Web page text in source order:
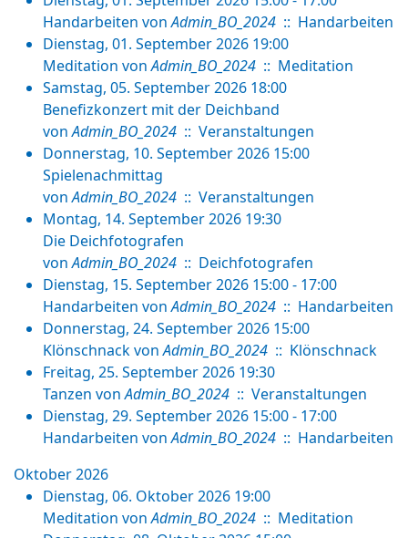
Handarbeiten von Admin_BO_2024 :: Handarbeiten
Dienstag, 01. September 2026 19:00
Meditation von Admin_BO_2024 :: Meditation
Samstag, 05. September 2026 18:00
Benefizkonzert mit der Deichband
von Admin_BO_2024 :: Veranstaltungen
Donnerstag, 10. September 2026 15:00
Spielenachmittag
von Admin_BO_2024 :: Veranstaltungen
Montag, 14. September 2026 19:30
Die Deichfotografen
von Admin_BO_2024 :: Deichfotografen
Dienstag, 15. September 2026 15:00 - 17:00
Handarbeiten von Admin_BO_2024 :: Handarbeiten
Donnerstag, 24. September 2026 15:00
Klönschnackvon Admin_BO_2024 :: Klönschnack
Freitag, 25. September 2026 19:30
Tanzen von Admin_BO_2024 :: Veranstaltungen
Dienstag, 29. September 2026 15:00 - 17:00
Handarbeiten von Admin_BO_2024 :: Handarbeiten
Oktober 2026
Dienstag, 06. Oktober 2026 19:00
Meditation von Admin_BO_2024 :: Meditation